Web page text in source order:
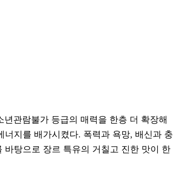
년관람불가 등급의 매력을 한층 더 확장해
지를 배가시켰다. 폭력과 욕망, 배신과 충
바탕으로 장르 특유의 거칠고 진한 맛이 한